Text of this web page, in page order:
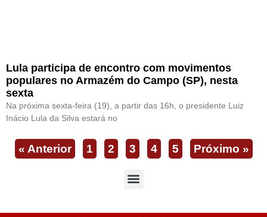
Lula participa de encontro com movimentos
populares no Armazém do Campo (SP), nesta
sexta
Na próxima sexta-feira (19), a partir das 16h, o presidente Luiz
Inácio Lula da Silva estará no
« Anterior 1 2 3 4 5 Próximo »